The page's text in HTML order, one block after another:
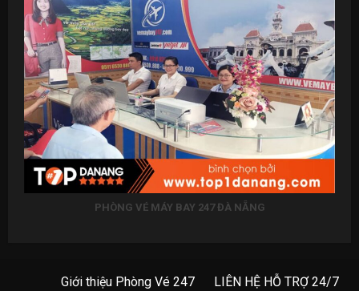
PHÒNG VÉ MÁY BAY 247 ĐÀ NẴNG
Giới thiệu Phòng Vé 247 LIÊN HỆ HỖ TRỢ 24/7